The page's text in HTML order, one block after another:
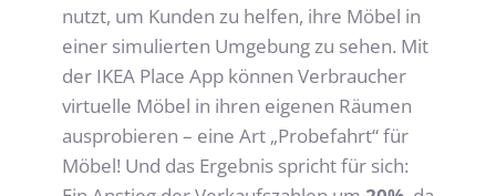
nutzt, um Kunden zu helfen, ihre Möbel in
einer simulierten Umgebung zu sehen. Mit
der IKEA Place App können Verbraucher
virtuelle Möbel in ihren eigenen Räumen
ausprobieren – eine Art „Probefahrt“ für
Möbel! Und das Ergebnis spricht für sich: